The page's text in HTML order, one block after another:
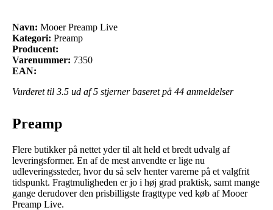
Navn: Mooer Preamp Live
Kategori: Preamp
Producent:
Varenummer: 7350
EAN:
Vurderet til 3.5 ud af 5 stjerner baseret på 44 anmeldelser
Preamp
Flere butikker på nettet yder til alt held et bredt udvalg af
leveringsformer. En af de mest anvendte er lige nu
udleveringssteder, hvor du så selv henter varerne på et valgfrit
tidspunkt. Fragtmuligheden er jo i høj grad praktisk, samt mange
gange derudover den prisbilligste fragttype ved køb af Mooer
Preamp Live.